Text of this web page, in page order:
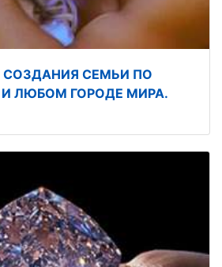
СОЗДАНИЯ СЕМЬИ ПО
ЛЮБОМ ГОРОДЕ МИРА.